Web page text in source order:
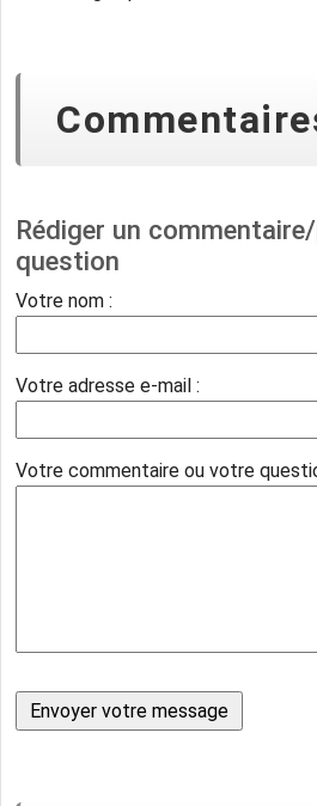
Rédiger un
question
Votre nom :
Votre adresse e-mail :
Votre commentaire ou votre